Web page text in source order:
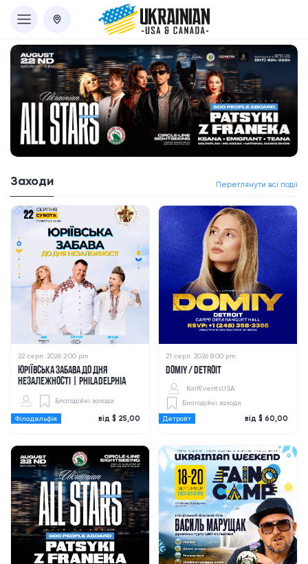
Заходи Переглянути всі події
22 серп. 2026 2:00 pm
ЮРІЇВСЬКА ЗАБАВА ДО ДНЯ
НЕЗАЛЕЖНОСТІ | PHILADELPHIA
Благодійні заходи
Філадельфія від $ 25,00
21 серп. 2026 8:00 pm
DOMIY / DETROIT
KaifEventsUSA
Благодійні заходи
Детройт від $ 60,00